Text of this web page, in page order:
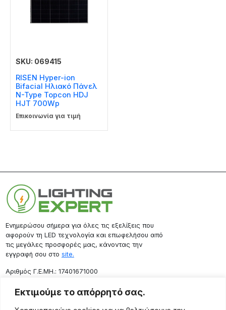
Εκτιμούμε το απόρρητό σας.
SKU: 069415
RISEN Hyper-ion
Bifacial Ηλιακό Πάνελ
N-Type Topcon HDJ
HJT 700Wp
Επικοινωνία για τιμή
Ενημερώσου σήμερα για όλες τις εξελίξεις που
αφορούν τη LED τεχνολογία και επωφελήσου από
τις μεγάλες προσφορές μας, κάνοντας την
εγγραφή σου στο site.
Aριθμός Γ.Ε.ΜΗ.: 17401671000
Επικοινωνία